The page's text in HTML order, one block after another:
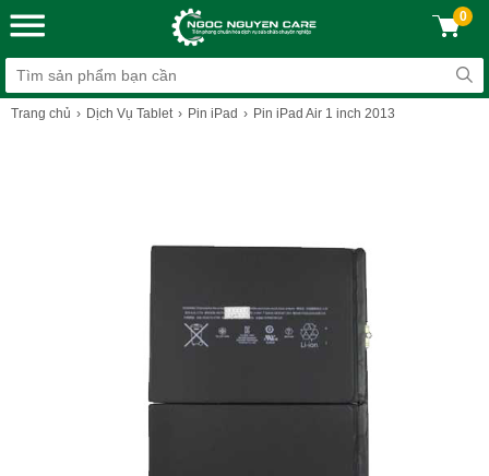
0
Trang chủ Dịch Vụ Tablet Pin iPad Pin iPad Air 1 inch 2013